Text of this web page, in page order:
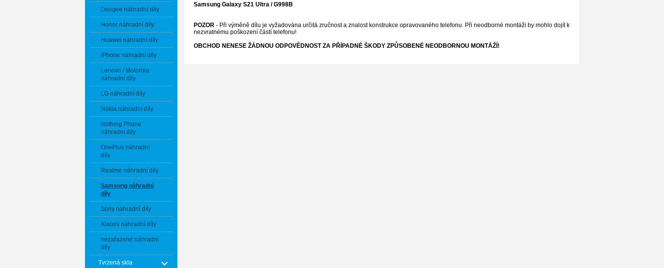
Doogee náhradní díly
Honor náhradní díly
Huawei náhradní díly
iPhone náhradní díly
Lenovo / Motorola
náhradní díly
LG náhradní díly
Nokia náhradní díly
Nothing Phone
náhradní díly
OnePlus náhradní
díly
Realme náhradní díly
Samsung náhradní
díly
Sony náhradní díly
Xiaomi náhradní díly
nezařazené náhradní
díly
Tvrzená skla
Samsung Galaxy S21 Ultra / G998B
POZOR - Při výměně dílu je vyžadována určitá zručnost a znalost konstrukce opravovaného telefonu. Při neodborné montáži by mohlo dojít k
nezvratnému poškození částí telefonu!
OBCHOD NENESE ŽÁDNOU ODPOVĚDNOST ZA PŘÍPADNÉ ŠKODY ZPŮSOBENÉ NEODBORNOU MONTÁŽÍ!